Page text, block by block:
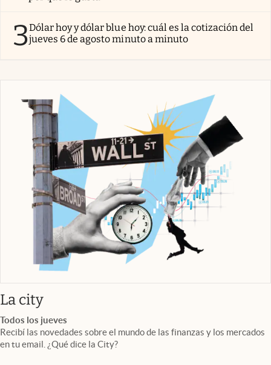
3Dólar hoy y dólar blue hoy: cuál es la cotización del
jueves 6 de agosto minuto a minuto
La cityabre en nueva pestaña
Todos los jueves
Recibí las novedades sobre el mundo de las finanzas y los mercados
en tu email. ¿Qué dice la City?